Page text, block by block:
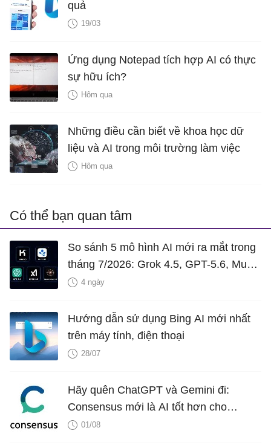
quả
19/03
Ứng dụng Notepad tích hợp AI có thực
sự hữu ích?
Hôm qua
Những điều cần biết về khoa học dữ
liệu và AI trong môi trường làm việc
Hôm qua
Có thể bạn quan tâm
So sánh 5 mô hình AI mới ra mắt trong
tháng 7/2026: Grok 4.5, GPT-5.6, Muse
Spark 1.1, Inkling và Kimi K3
4 ngày
Hướng dẫn sử dụng Bing AI mới nhất
trên máy tính, điện thoại
28/07
Hãy quên ChatGPT và Gemini đi:
Consensus mới là AI tốt hơn cho
nghiên cứu!
01/08